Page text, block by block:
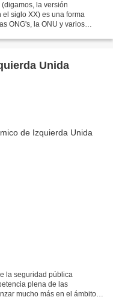
la versión
siglo XX) es una forma
ONG's, la ONU y varios
Unida
la seguridad pública
plena de las
mucho más en el ámbito